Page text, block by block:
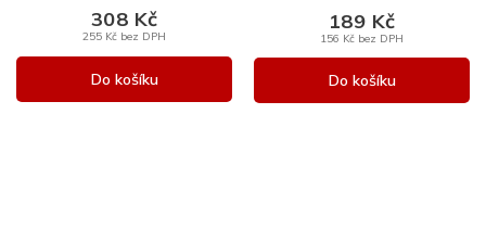
255 Kč bez DPH
308 Kč
Do košíku
156 Kč bez DPH
189 Kč
Do košíku